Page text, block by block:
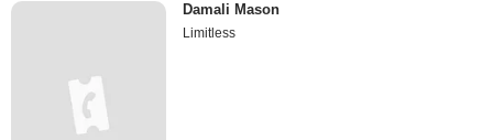
Damali Mason
Limitless